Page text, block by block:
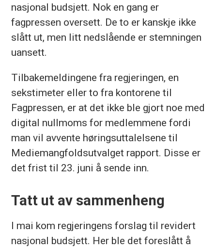
nasjonal budsjett. Nok en gang er
fagpressen oversett. De to er kanskje ikke
slått ut, men litt nedslående er stemningen
uansett.
Tilbakemeldingene fra regjeringen, en
sekstimeter eller to fra kontorene til
Fagpressen, er at det ikke ble gjort noe med
digital nullmoms for medlemmene fordi
man vil avvente høringsuttalelsene til
Mediemangfoldsutvalget rapport. Disse er
det frist til 23. juni å sende inn.
Tatt ut av sammenheng
I mai kom regjeringens forslag til revidert
nasjonal budsjett. Her ble det foreslått å